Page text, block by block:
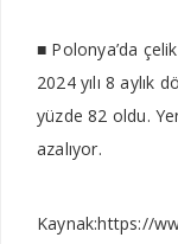
■ Polonya’da
2024 yılı 8 aylık
yüzde 82 oldu.
azalıyor.
Kaynak:https://